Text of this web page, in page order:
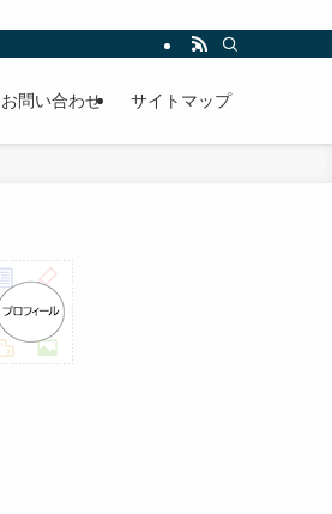
お問い合わせ サイトマップ